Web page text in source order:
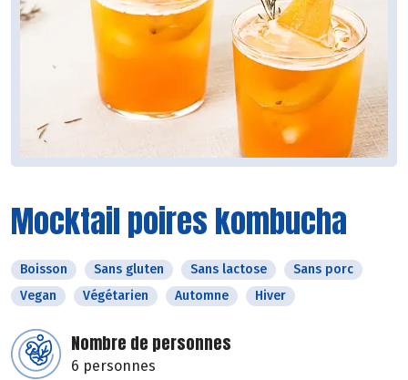
Mocktail poires kombucha
Boisson Sans gluten Sans lactose
Sans porc
Vegan
Végétarien Automne Hiver
Nombre de personnes
6 personnes